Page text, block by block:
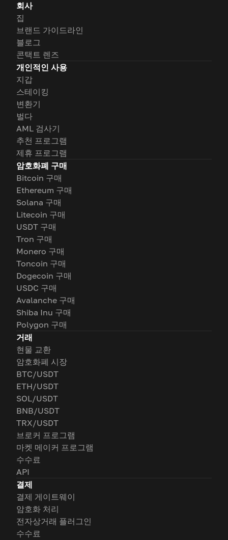
회사
집
브랜드 가이드라인
블로그
콘택트 렌즈
개인적인 사용
지갑
스테이킹
변환기
벌다
AML 검사기
추천 프로그램
제휴 프로그램
암호화폐 구매
Bitcoin 구매
Ethereum 구매
Solana 구매
Litecoin 구매
USDT 구매
Tron 구매
Monero 구매
Toncoin 구매
Dogecoin 구매
USDC 구매
Avalanche 구매
Shiba Inu 구매
Polygon 구매
거래
현물 교환
암호화폐 시장
BTC/USDT
ETH/USDT
SOL/USDT
BNB/USDT
TRX/USDT
브로커 프로그램
마켓 메이커 프로그램
수수료
API
결제
결제 게이트웨이
암호화 처리
전자상거래 플러그인
수수료